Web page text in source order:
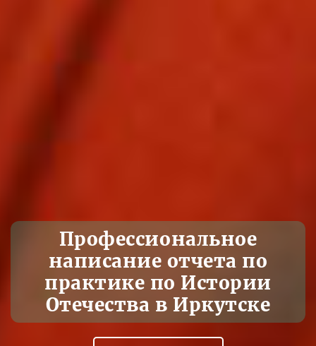
Профессиональное
написание отчета по
практике по Истории
Отечества в Иркутске